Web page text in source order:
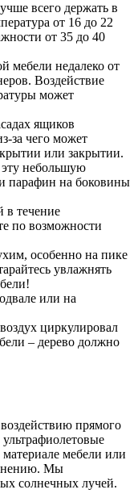
всего держать в
от 16 до 22
от 35 до 40
мебели недалеко от
Воздействие
может
ящиков
за чего может
или закрытии.
эту небольшую
парафин на боковины
в течение
по возможности
особенно на пике
увлажнять
или на
циркулировал
– дерево должно
прямого
мебели или
Мы
солнечных лучей.